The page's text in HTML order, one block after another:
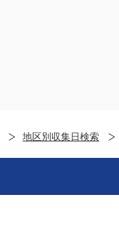
地区別収集日検索